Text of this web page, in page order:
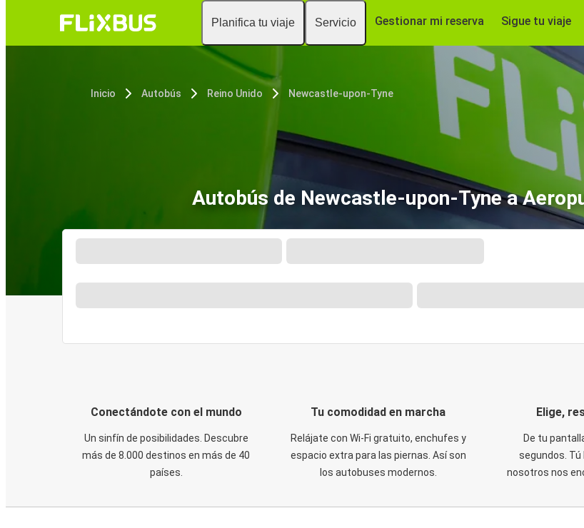
Planifica tu viaje Servicio Gestionar mi reserva Sigue tu viaje
Inicio Autobús Reino Unido Newcastle-upon-Tyne
Autobús de Newcastle-upon-Tyne a
Conectándote con el mundo
Un sinfín de posibilidades. Descubre
más de 8.000 destinos en más de 40
países.
Tu comodidad en marcha
Relájate con Wi-Fi gratuito, enchufes y
espacio extra para las piernas. Así son
los autobuses modernos.
Elige,
De tu
segundos. Tú
nosotros nos